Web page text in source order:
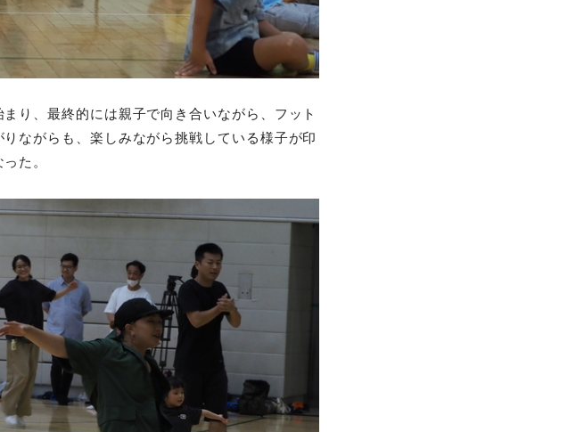
り、最終的には親子で向き合いながら、フット
ながらも、楽しみながら挑戦している様子が印
た。